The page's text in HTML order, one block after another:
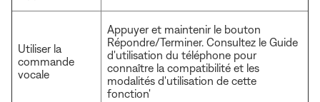
Utiliser la
commande
vocale
Appuyer et maintenir le bouton
Répondre/Terminer. Consultez le Guide
d'utilisation du téléphone pour
connaître la compatibilité et les
modalités d'utilisation de cette
fonction'